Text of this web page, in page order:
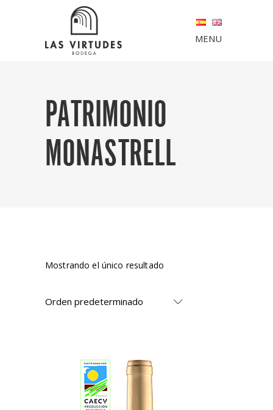
MENU
PATRIMONIO
MONASTRELL
Mostrando el único resultado
Orden predeterminado